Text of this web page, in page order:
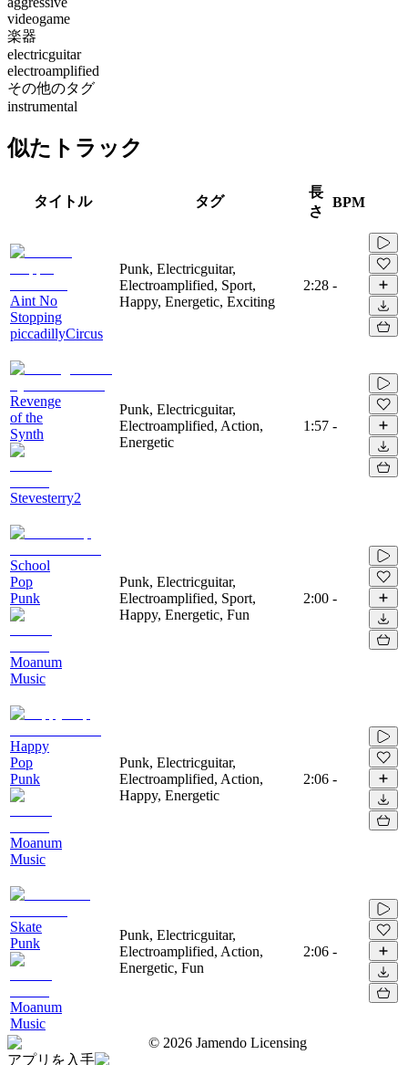
videogame
楽器
electricguitar
electroamplified
その他のタグ
instrumental
似たトラック
タイトル タグ
長
さ
BPM
Aint No
Stopping
piccadillyCircus
Punk, Electricguitar,
Electroamplified, Sport,
Happy, Energetic, Exciting
2:28 -
Revenge
of the
Synth
Stevesterry2
Punk, Electricguitar,
Electroamplified, Action,
Energetic
1:57 -
School
Pop
Punk
Moanum
Music
Punk, Electricguitar,
Electroamplified, Sport,
Happy, Energetic, Fun
2:00 -
Happy
Pop
Punk
Moanum
Music
Punk, Electricguitar,
Electroamplified, Action,
Happy, Energetic
2:06 -
Skate
Punk
Moanum
Music
Punk, Electricguitar,
Electroamplified, Action,
Energetic, Fun
2:06 -
© 2026 Jamendo Licensing
アプリを入手